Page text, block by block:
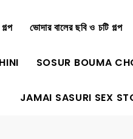
ভোদার বালের ছবি ও চটি গল্প
SOSUR BOUMA
JAMAI SASURI SEX